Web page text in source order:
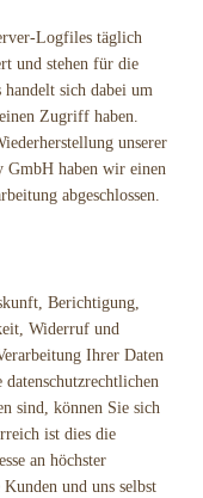
Logfiles täglich
und stehen für die
sich dabei um
Zugriff haben.
unserer
GmbH haben wir einen
abgeschlossen.
Berichtigung,
Widerruf und
Ihrer Daten
datenschutzrechtlichen
sind, können Sie sich
ist dies die
an höchster
und uns selbst